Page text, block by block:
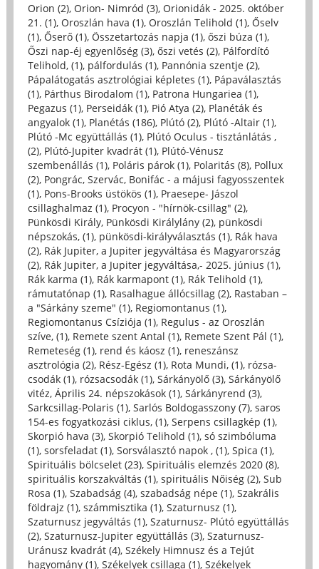
Orion (2), Orion- Nimród (3), Orionidák - 2025. október
21. (1), Oroszlán hava (1), Oroszlán Telihold (1), Őselv
(1), Őserő (1), Összetartozás napja (1), őszi búza (1),
Őszi nap-éj egyenlőség (3), őszi vetés (2), Pálfordító
Telihold, (1), pálfordulás (1), Pannónia szentje (2),
Pápalátogatás asztrológiai képletes (1), Pápaválasztás
(1), Párthus Birodalom (1), Patrona Hungariea (1),
Pegazus (1), Perseidák (1), Pió Atya (2), Planéták és
angyalok (1), Planétás (186), Plútó (2), Plútó -Altair (1),
Plútó -Mc együttállás (1), Plútó Oculus - tisztánlátás ,
(2), Plútó-Jupiter kvadrát (1), Plútó-Vénusz
szembenállás (1), Poláris párok (1), Polaritás (8), Pollux
(2), Pongrác, Szervác, Bonifác - a májusi fagyosszentek
(1), Pons-Brooks üstökös (1), Praesepe- Jászol
csillaghalmaz (1), Procyon - "hírnök-csillag" (2),
Pünkösdi Király, Pünkösdi Királylány (2), pünkösdi
népszokás, (1), pünkösdi-királyválasztás (1), Rák hava
(2), Rák Jupiter, a Jupiter jegyváltása és Magyarország
(2), Rák Jupiter, a Jupiter jegyváltása,- 2025. június (1),
Rák karma (1), Rák karmapont (1), Rák Telihold (1),
rámutatónap (1), Rasalhague állócsillag (2), Rastaban –
a "Sárkány szeme" (1), Regiomontanus (1),
Regiomontanus Csíziója (1), Regulus - az Oroszlán
szíve, (1), Remete szent Antal (1), Remete Szent Pál (1),
Remeteség (1), rend és káosz (1), reneszánsz
asztrológia (2), Rész-Egész (1), Rota Mundi, (1), rózsa-
csodák (1), rózsacsodák (1), Sárkányölő (3), Sárkányölő
vitéz, Április 24. népszokások (1), Sárkányrend (3),
Sarkcsillag-Polaris (1), Sarlós Boldogasszony (7), saros
154-es fogyatkozási ciklus, (1), Serpens csillagkép (1),
Skorpió hava (3), Skorpió Telihold (1), só szimbóluma
(1), sorsfeladat (1), Sorsválasztó napok , (1), Spica (1),
Spirituális bölcselet (23), Spirituális elemzés 2020 (8),
spirituális korszakváltás (1), spirituális Nőiség (2), Sub
Rosa (1), Szabadság (4), szabadság népe (1), Szakrális
földrajz (1), számmisztika (1), Szaturnusz (1),
Szaturnusz jegyváltás (1), Szaturnusz- Plútó együttállás
(2), Szaturnusz-Jupiter együttállás (3), Szaturnusz-
Uránusz kvadrát (4), Székely Himnusz és a Tejút
hagyomány (1), Székelyek csillaga (1), Székelyek